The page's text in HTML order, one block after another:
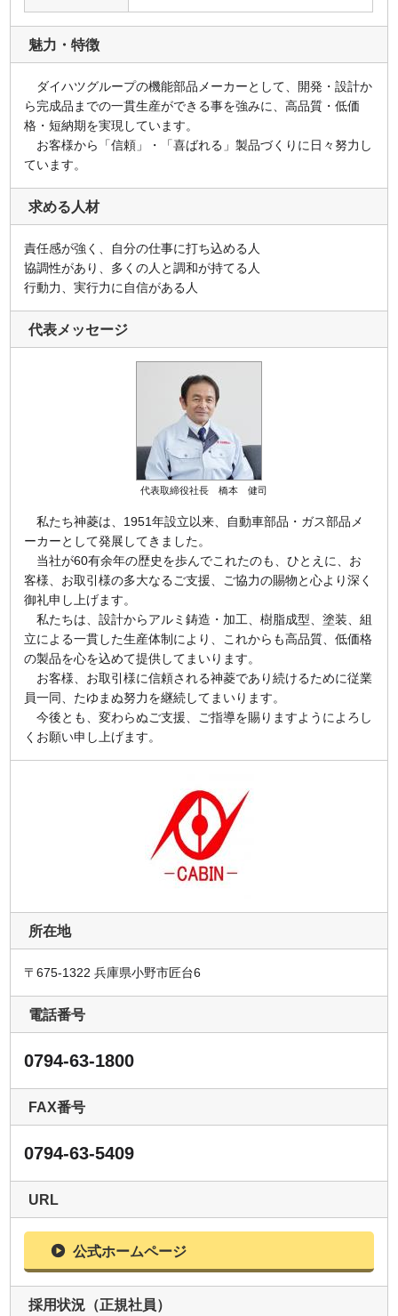
魅力・特徴
ダイハツグループの機能部品メーカーとして、開発・設計か
ら完成品までの一貫生産ができる事を強みに、高品質・低価
格・短納期を実現しています。
お客様から「信頼」・「喜ばれる」製品づくりに日々努力し
ています。
求める人材
責任感が強く、自分の仕事に打ち込める人
協調性があり、多くの人と調和が持てる人
行動力、実行力に自信がある人
代表メッセージ
代表取締役社長 橋本 健司
私たち神菱は、1951年設立以来、自動車部品・ガス部品メ
ーカーとして発展してきました。
当社が60有余年の歴史を歩んでこれたのも、ひとえに、お
客様、お取引様の多大なるご支援、ご協力の賜物と心より深く
御礼申し上げます。
私たちは、設計からアルミ鋳造・加工、樹脂成型、塗装、組
立による一貫した生産体制により、これからも高品質、低価格
の製品を心を込めて提供してまいります。
お客様、お取引様に信頼される神菱であり続けるために従業
員一同、たゆまぬ努力を継続してまいります。
今後とも、変わらぬご支援、ご指導を賜りますようによろし
くお願い申し上げます。
所在地
〒675-1322 兵庫県小野市匠台6
電話番号
0794-63-1800
FAX番号
0794-63-5409
URL
公式ホームページ
採用状況（正規社員）